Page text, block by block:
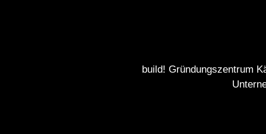
build! Gründungszentrum